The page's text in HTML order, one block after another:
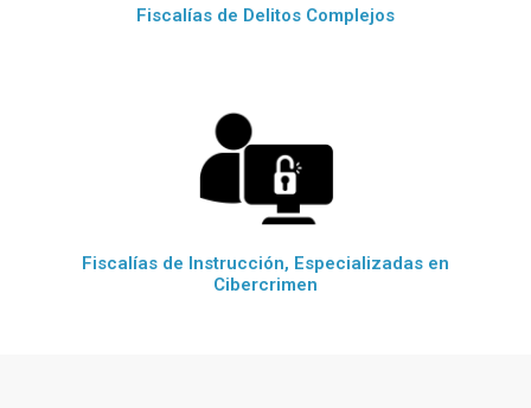
Fiscalías de Delitos Complejos
Fiscalías de Instrucción, Especializadas en
Cibercrimen